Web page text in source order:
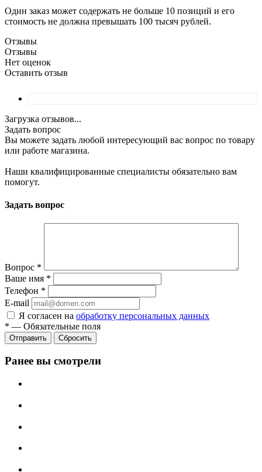
Один заказ может содержать не больше 10 позиций и его
стоимость не должна превышать 100 тысяч рублей.
Отзывы
Отзывы
Нет оценок
Оставить отзыв
Загрузка отзывов...
Задать вопрос
Вы можете задать любой интересующий вас вопрос по товару
или работе магазина.
Наши квалифицированные специалисты обязательно вам
помогут.
Задать вопрос
Вопрос *
Ваше имя *
Телефон *
E-mail
Я согласен на обработку персональных данных
* — Обязательные поля
Отправить Сбросить
Ранее вы смотрели